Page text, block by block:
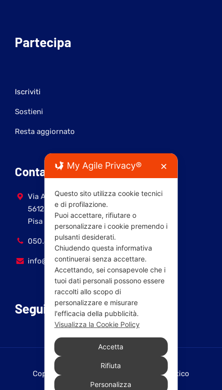
Partecipa
Iscriviti
Sostieni
Resta aggiornato
Contatti
Via Antonio Fratti, 9
56125
Pisa (PI)
050.45321
info@pdpisa.it
Seguici
Copyright © 2024-2025 Partito Democratico
Coordinamento Territoriale di Pisa
My Agile Privacy® ✕
Questo sito utilizza cookie tecnici
e di profilazione.
Puoi accettare, rifiutare o
personalizzare i cookie premendo i
pulsanti desiderati.
Chiudendo questa informativa
continuerai senza accettare.
Accettando, sei consapevole che i
tuoi dati personali possono essere
raccolti allo scopo di
personalizzare e misurare
l'efficacia della pubblicità.
Visualizza la Cookie Policy
Accetta
Rifiuta
Personalizza